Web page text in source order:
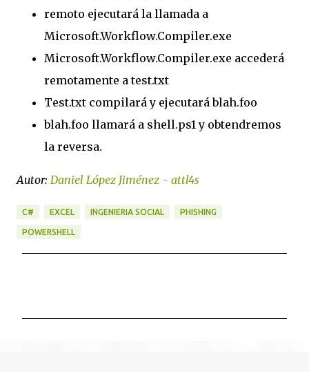
remoto ejecutará la llamada a
Microsoft.Workflow.Compiler.exe
Microsoft.Workflow.Compiler.exe accederá
remotamente a test.txt
Test.txt compilará y ejecutará blah.foo
blah.foo llamará a shell.ps1 y obtendremos
la reversa.
Autor: Daniel López Jiménez - attl4s
C# EXCEL INGENIERIA SOCIAL PHISHING
POWERSHELL